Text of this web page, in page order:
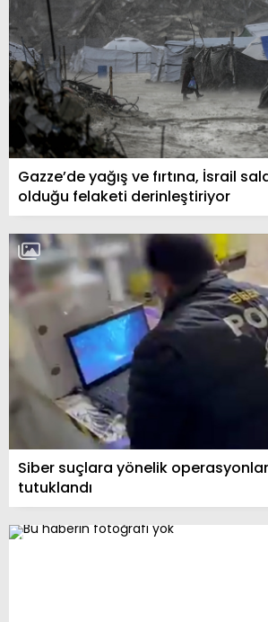
Gazze’de yağış ve fırtına, İsrail
olduğu felaketi derinleştiriyor
Siber suçlara yönelik
tutuklandı